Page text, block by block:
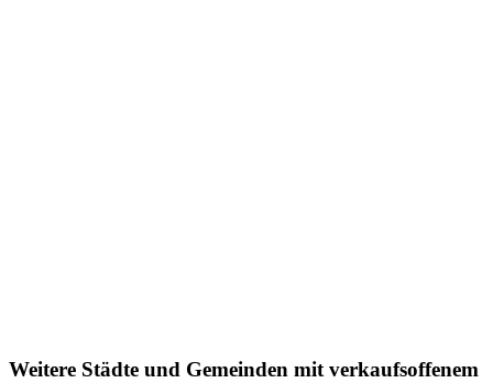
Weitere Städte und Gemeinden mit verkaufsoffenem